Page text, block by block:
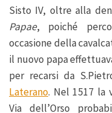
Sisto IV, oltre alla
Papae, poiché
occasione della
il nuovo papa
per recarsi da
Laterano. Nel 1517 la
Via dell’Orso